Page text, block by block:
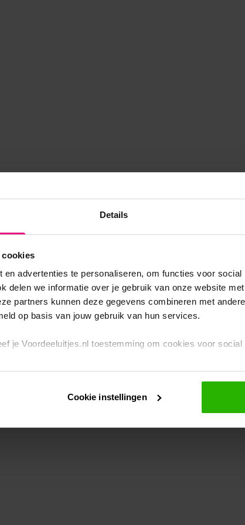
Details
cookies
en advertenties te personaliseren, om functies voor
delen we informatie over je gebruik van onze website
partners kunnen deze gegevens combineren met
op basis van jouw gebruik van hun services.
je Voordeeluitjes.nl toestemming om cookies voor
zelf instellen welke cookies worden geplaatst. Je kunt je
Cookie instellingen
occurred while loadingwww.voordeeluitjes.nl (see the